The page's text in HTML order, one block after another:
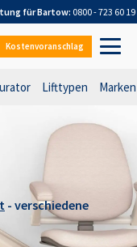
fürBartow: 0800 - 723 60 19
Kostenvoranschlag
Lifttypen Marken
- verschiedene